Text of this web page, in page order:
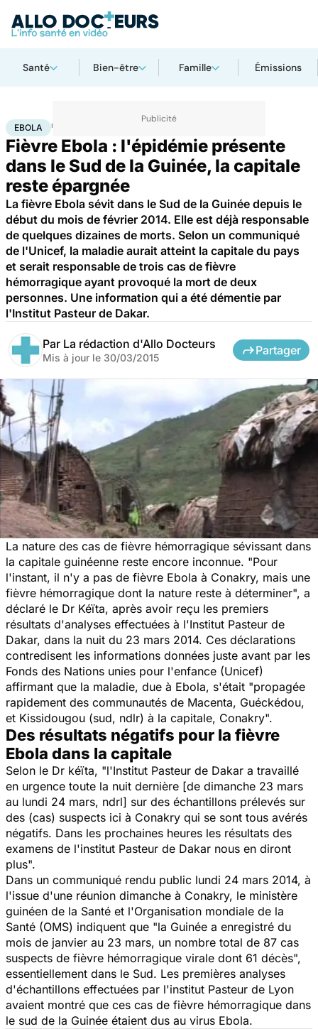
Santé Bien-être Famille Émissions
Accueil Santé
EBOLA
Fièvre Ebola : l'épidémie présente
dans le Sud de la Guinée, la capitale
reste épargnée
La fièvre Ebola sévit dans le Sud de la Guinée depuis le
début du mois de février 2014. Elle est déjà responsable
de quelques dizaines de morts. Selon un communiqué
de l'Unicef, la maladie aurait atteint la capitale du pays
et serait responsable de trois cas de fièvre
hémorragique ayant provoqué la mort de deux
personnes. Une information qui a été démentie par
l'Institut Pasteur de Dakar.
Par La rédaction d'Allo Docteurs
Mis à jour le 30/03/2015
Partager
La nature des cas de fièvre hémorragique sévissant dans
la capitale guinéenne reste encore inconnue. "Pour
l'instant, il n'y a pas de fièvre Ebola à Conakry, mais une
fièvre hémorragique dont la nature reste à déterminer", a
déclaré le Dr Kéïta, après avoir reçu les premiers
résultats d'analyses effectuées à l'Institut Pasteur de
Dakar, dans la nuit du 23 mars 2014. Ces déclarations
contredisent les informations données juste avant par les
Fonds des Nations unies pour l'enfance (Unicef)
affirmant que la maladie, due à Ebola, s'était "propagée
rapidement des communautés de Macenta, Guéckédou,
et Kissidougou (sud, ndlr) à la capitale, Conakry".
Des résultats négatifs pour la fièvre
Ebola dans la capitale
Selon le Dr kéïta, "l'Institut Pasteur de Dakar a travaillé
en urgence toute la nuit dernière [de dimanche 23 mars
au lundi 24 mars, ndrl] sur des échantillons prélevés sur
des (cas) suspects ici à Conakry qui se sont tous avérés
négatifs. Dans les prochaines heures les résultats des
examens de l'institut Pasteur de Dakar nous en diront
plus".
Dans un communiqué rendu public lundi 24 mars 2014, à
l'issue d'une réunion dimanche à Conakry, le ministère
guinéen de la Santé et l'Organisation mondiale de la
Santé (OMS) indiquent que "la Guinée a enregistré du
mois de janvier au 23 mars, un nombre total de 87 cas
suspects de fièvre hémorragique virale dont 61 décès",
essentiellement dans le Sud. Les premières analyses
d'échantillons effectuées par l'institut Pasteur de Lyon
avaient montré que ces cas de fièvre hémorragique dans
le sud de la Guinée étaient dus au virus Ebola.